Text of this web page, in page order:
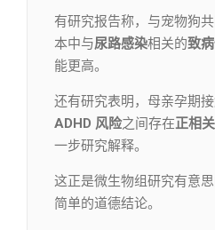
有研究报告称，与宠物狗
本中与尿路感染相关的致
能更高。
还有研究表明，母亲孕期
ADHD 风险之间存在正相关
一步研究解释。
这正是微生物组研究有意
简单的道德结论。